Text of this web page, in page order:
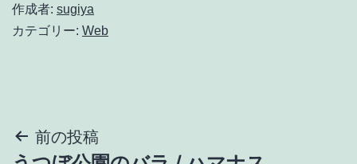
作成者: sugiya
カテゴリー: Web
投前の投稿